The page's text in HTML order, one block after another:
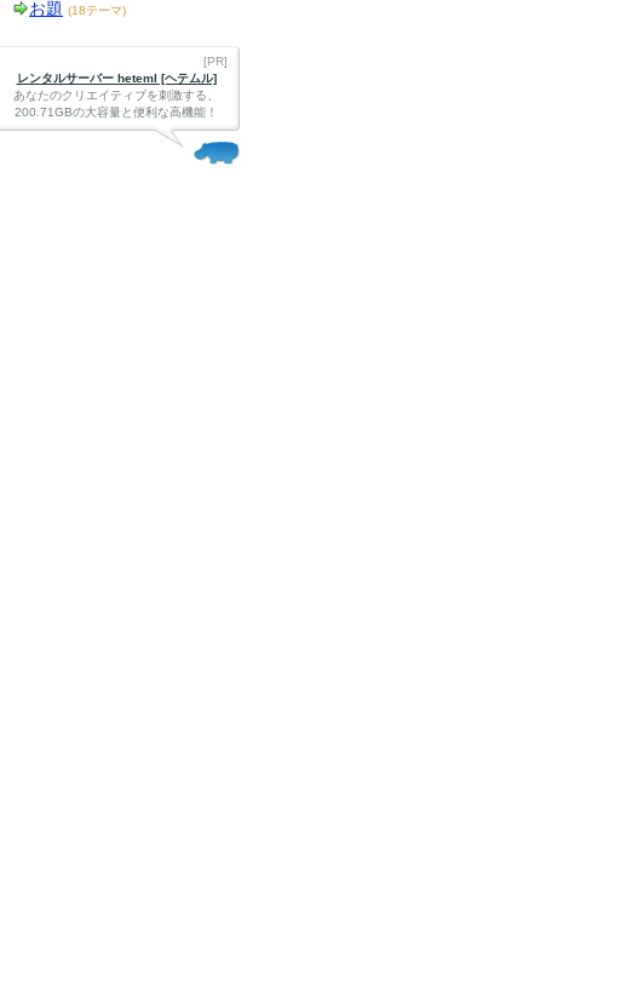
お題 (18テーマ)
[PR]
レンタルサーバー heteml [ヘテムル]
あなたのクリエイティブを刺激する、
200.71GBの大容量と便利な高機能！